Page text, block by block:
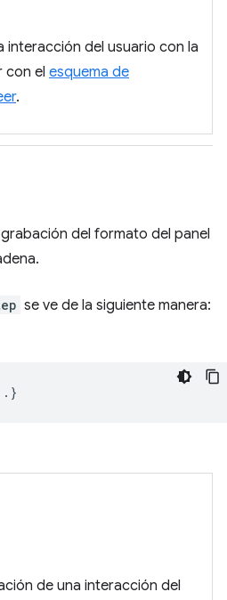
interacción del usuario con la
con el esquema de
.
del formato del panel
se ve de la siguiente manera:
de una interacción del